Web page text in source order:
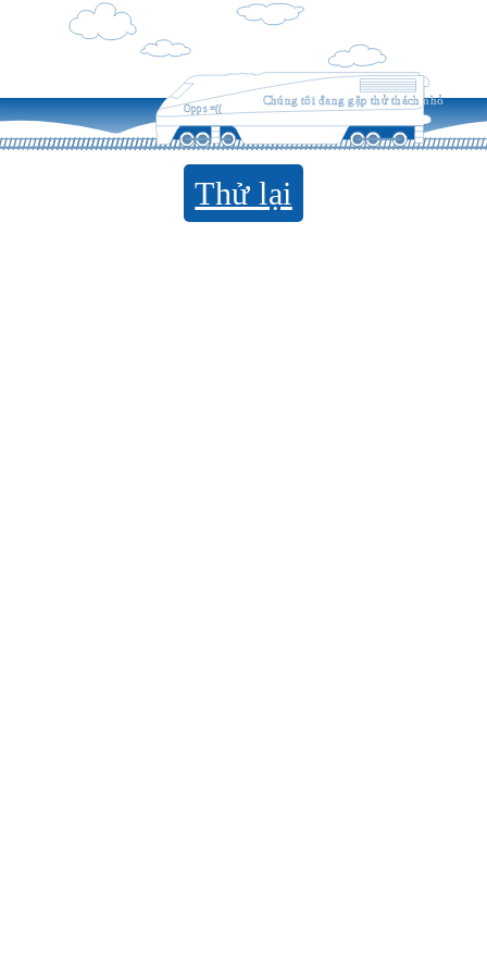
Opps =((
Chúng tôi đang gặp thử thách nhỏ
Thử lại